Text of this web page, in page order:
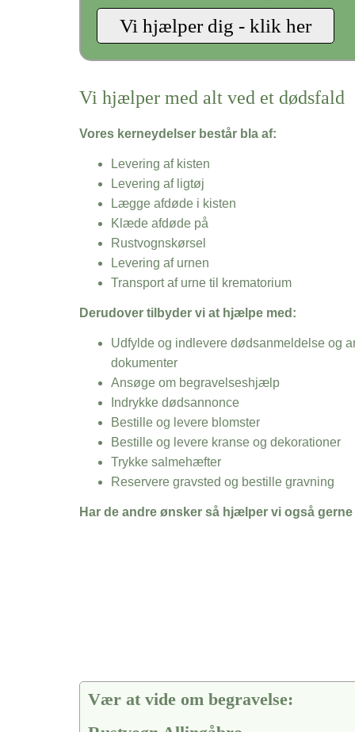
Vi hjælper med alt ved et dødsfald
Vores kerneydelser består bla af:
Levering af kisten
Levering af ligtøj
Lægge afdøde i kisten
Klæde afdøde på
Rustvognskørsel
Levering af urnen
Transport af urne til krematorium
Derudover tilbyder vi at hjælpe med:
Udfylde og indlevere dødsanmeldelse og
dokumenter
Ansøge om begravelseshjælp
Indrykke dødsannonce
Bestille og levere blomster
Bestille og levere kranse og dekorationer
Trykke salmehæfter
Reservere gravsted og bestille gravning
Har de andre ønsker så hjælper vi også gerne
Vær at vide om begravelse: